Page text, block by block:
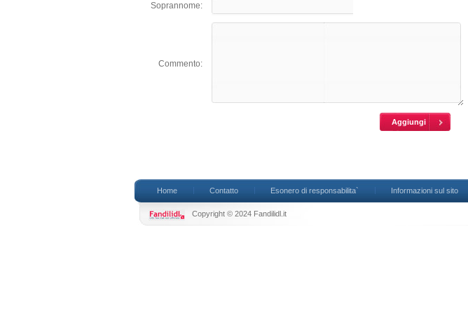
Soprannome:
Commento:
Home Contatto Esonero di responsabilita` Informazioni sul sito
Copyright © 2024 Fandilidl.it